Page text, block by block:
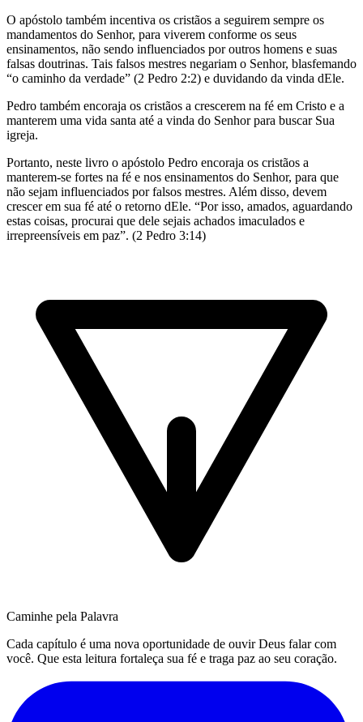
O apóstolo também incentiva os cristãos a seguirem sempre os
mandamentos do Senhor, para viverem conforme os seus
ensinamentos, não sendo influenciados por outros homens e suas
falsas doutrinas. Tais falsos mestres negariam o Senhor, blasfemando
“o caminho da verdade” (2 Pedro 2:2) e duvidando da vinda dEle.
Pedro também encoraja os cristãos a crescerem na fé em Cristo e a
manterem uma vida santa até a vinda do Senhor para buscar Sua
igreja.
Portanto, neste livro o apóstolo Pedro encoraja os cristãos a
manterem-se fortes na fé e nos ensinamentos do Senhor, para que
não sejam influenciados por falsos mestres. Além disso, devem
crescer em sua fé até o retorno dEle. “Por isso, amados, aguardando
estas coisas, procurai que dele sejais achados imaculados e
irrepreensíveis em paz”. (2 Pedro 3:14)
Caminhe pela Palavra
Cada capítulo é uma nova oportunidade de ouvir Deus falar com
você. Que esta leitura fortaleça sua fé e traga paz ao seu coração.